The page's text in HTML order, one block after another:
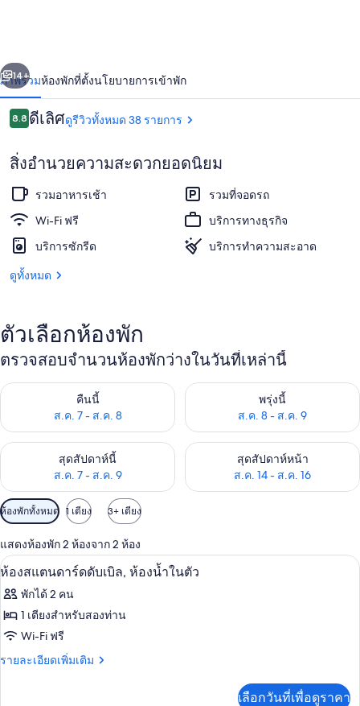
สิ่งอำนวยความสะดวกในที่พัก
า
ถัดไป
14+
ภาพรวมห้องพักที่ตั้งนโยบายการเข้าพัก
รีวิว
8.88.8 จาก 10
ดีเลิศดูรีวิวทั้งหมด 38 รายการ
สิ่งอำนวยความสะดวกยอดนิยม
รวมอาหารเช้า
รวมที่จอดรถ
Wi-Fi ฟรี
บริการทางธุรกิจ
บริการซักรีด
บริการทำความสะอาด
ดูทั้งหมด
ตัวเลือกห้องพัก
ตรวจสอบจำนวนห้องพักว่างในวันที่เหล่านี้
คืนนี้
ส.ค. 7 - ส.ค. 8
ตรวจสอบจำนวนห้องพักว่างในคืนนี้ ส.ค. 7 - ส.ค. 8พรุ่งนี้
ส.ค. 8 - ส.ค. 9
ตรวจสอบจำนวนห้องพักว่างใน
สุดสัปดาห์นี้
ส.ค. 7 - ส.ค. 9
ตรวจสอบจำนวนห้องพักว่างในสุดสัปดาห์นี้ ส.ค. 7 - ส.ค. 9
สุดสัปดาห์หน้า
ส.ค. 14 - ส.ค. 16
ตรวจสอบจำนวนห้องพักว่างใน
ตัว
กรอง
ที่
มี
ให้
สำหรับ
ห้อง
ห้องพักทั้งหมด 1 เตียง 3+ เตียง
แสดงห้องพัก 2 ห้องจาก 2 ห้อง
เปิด
ภาพถ่าย
ทั้งหมด
ของ
ห้อง
ห้องสแตนดาร์ดดับเบิล, ห้องน้ำในตัว |
7
ห้องสแตนดาร์ดดับเบิล, ห้องน้ำในตัว
พักได้ 2 คน
1 เตียงสำหรับสองท่าน
Wi-Fi ฟรี
รายละเอียดเพิ่มเติม
ราย
เลือกวันที่เพื่อดูราคา